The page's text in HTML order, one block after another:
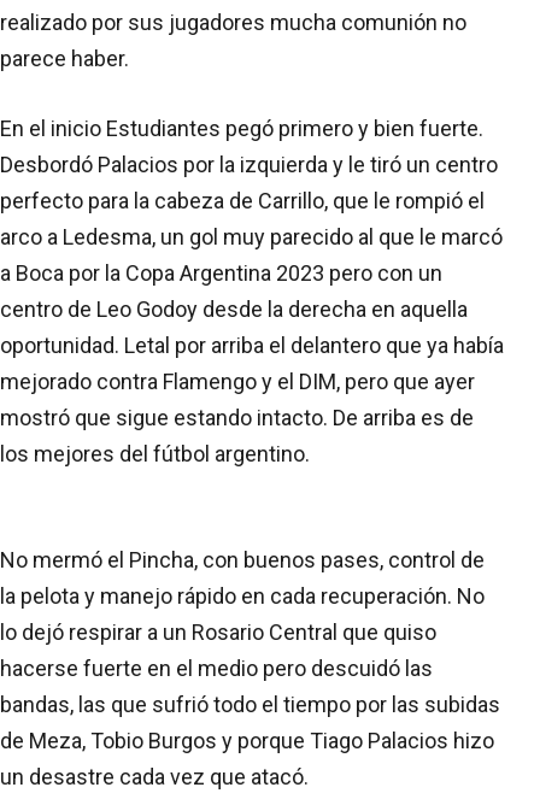
realizado por sus jugadores mucha comunión no
parece haber.
En el inicio Estudiantes pegó primero y bien fuerte.
Desbordó Palacios por la izquierda y le tiró un centro
perfecto para la cabeza de Carrillo, que le rompió el
arco a Ledesma, un gol muy parecido al que le marcó
a Boca por la Copa Argentina 2023 pero con un
centro de Leo Godoy desde la derecha en aquella
oportunidad. Letal por arriba el delantero que ya había
mejorado contra Flamengo y el DIM, pero que ayer
mostró que sigue estando intacto. De arriba es de
los mejores del fútbol argentino.
No mermó el Pincha, con buenos pases, control de
la pelota y manejo rápido en cada recuperación. No
lo dejó respirar a un Rosario Central que quiso
hacerse fuerte en el medio pero descuidó las
bandas, las que sufrió todo el tiempo por las subidas
de Meza, Tobio Burgos y porque Tiago Palacios hizo
un desastre cada vez que atacó.